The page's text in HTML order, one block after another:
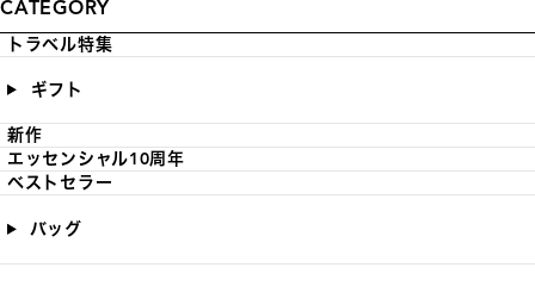
CATEGORY
トラベル特集
ギフト
新作
エッセンシャル10周年
ベストセラー
バッグ